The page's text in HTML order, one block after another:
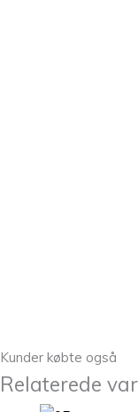
Kunder købte også
Relaterede